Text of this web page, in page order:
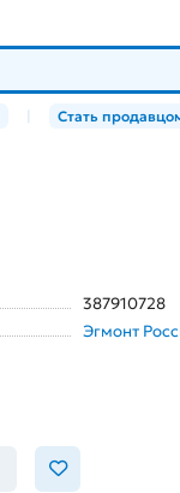
Стать
387910728
Эгмонт